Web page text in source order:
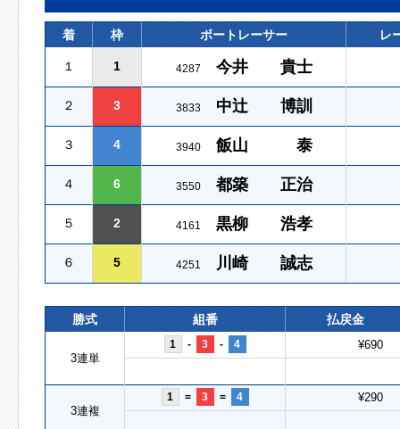
着 枠 ボートレーサー レ
１ 1 4287 今井 貴士
２ 3 3833 中辻 博訓
３ 4 3940 飯山 泰
４ 6 3550 都築 正治
５ 2 4161 黒柳 浩孝
６ 5 4251 川崎 誠志
勝式 組番 払戻金
3連単
1 - 3 - 4 ¥690
3連複
1 = 3 = 4 ¥290